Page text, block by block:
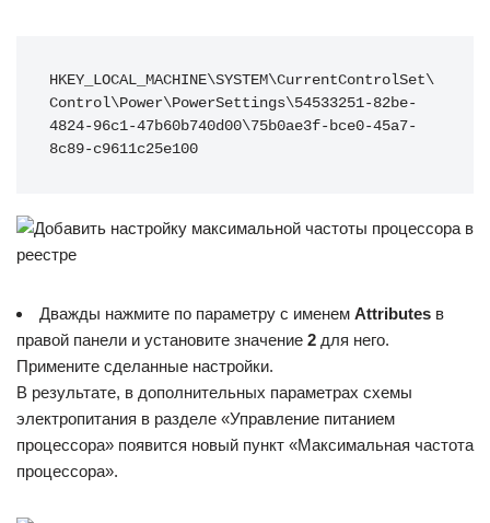
HKEY_LOCAL_MACHINE\SYSTEM\CurrentControlSet\
Control\Power\PowerSettings\54533251-82be-
4824-96c1-47b60b740d00\75b0ae3f-bce0-45a7-
8c89-c9611c25e100
Дважды нажмите по параметру с именем Attributes в
правой панели и установите значение 2 для него.
Примените сделанные настройки.
В результате, в дополнительных параметрах схемы
электропитания в разделе «Управление питанием
процессора» появится новый пункт «Максимальная частота
процессора».